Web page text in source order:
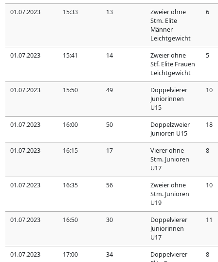
01.07.2023 15:33 13
Zweier ohne
Stm. Elite
Männer
Leichtgewicht
6
01.07.2023 15:41 14
Zweier ohne
Stf. Elite Frauen
Leichtgewicht
5
01.07.2023 15:50 49
Doppelvierer
Juniorinnen
U15
10
01.07.2023 16:00 50
Doppelzweier
Junioren U15
18
01.07.2023 16:15 17
Vierer ohne
Stm. Junioren
U17
8
01.07.2023 16:35 56
Zweier ohne
Stm. Junioren
U19
10
01.07.2023 16:50 30
Doppelvierer
Juniorinnen
U17
11
01.07.2023 17:00 34
Doppelvierer
8